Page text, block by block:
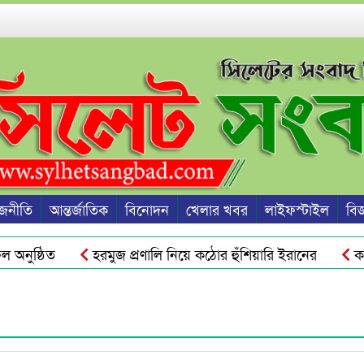
আন্তর্জাতিক বিনোদন খেলার খবর লাইফস্টাইল
হরমুজ প্রণালি নিয়ে কঠোর হুঁশিয়ারি ইরানের
হ্যাকড হতে পারে ফোন ও ব্যাংক অ্যাকাউন্ট ইতালির বন্দরে